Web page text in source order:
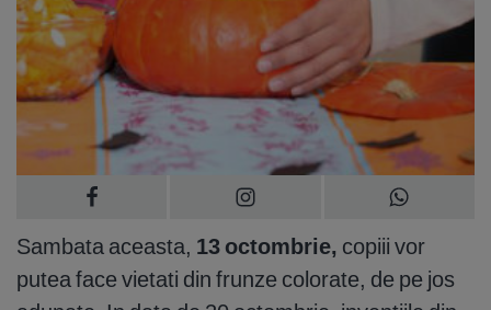
Sambata aceasta, 13 octombrie, copiii vor
putea face vietati din frunze colorate, de pe jos